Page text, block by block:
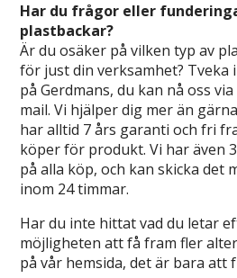
Har du frågor eller
plastbackar?
Är du osäker på vilken typ av
för just din verksamhet?
på Gerdmans, du kan nå oss
mail. Vi hjälper dig mer än
har alltid 7 års garanti och fri
köper för produkt. Vi har även
på alla köp, och kan skicka det
inom 24 timmar.
Har du inte hittat vad du letar
möjligheten att få fram fler
på vår hemsida, det är bara att